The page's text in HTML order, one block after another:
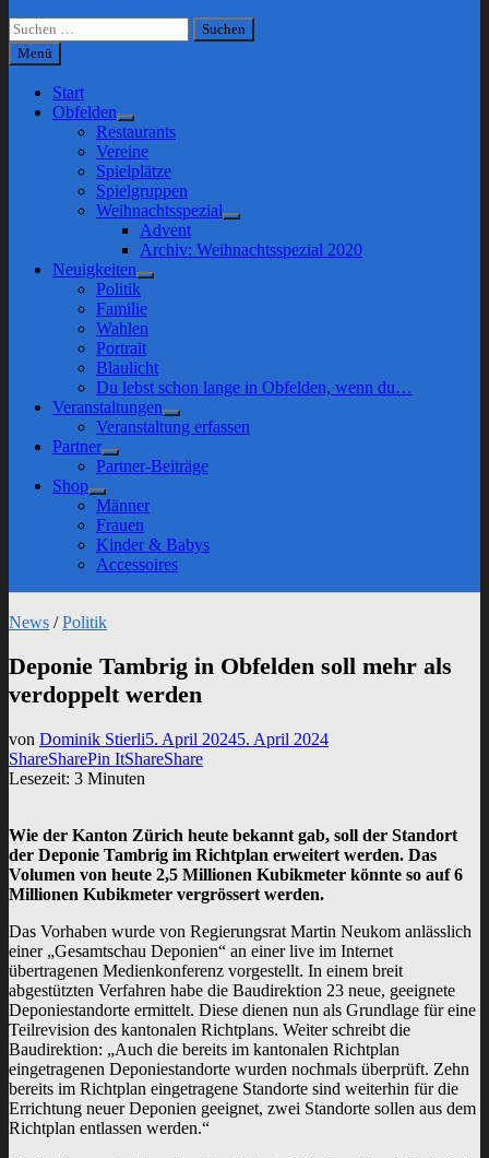
Suchen
nach:
Menü
Start
Obfelden
Show
sub
menu
Restaurants
Vereine
Spielplätze
Spielgruppen
Weihnachtsspezial
Show
menu
Advent
Archiv: Weihnachtsspezial 2020
Neuigkeiten
Show
menu
Politik
Familie
Wahlen
Portrait
Blaulicht
Du lebst schon lange in Obfelden, wenn du…
Veranstaltungen
Show
sub
Veranstaltung erfassen
Partner
Show
sub
Partner-Beiträge
Shop
Show
sub
menu
Männer
Frauen
Kinder & Babys
Accessoires
News /Politik
Deponie Tambrig in Obfelden soll mehr als
verdoppelt werden
von Dominik Stierli5. April 20245. April 2024
ShareSharePin ItShareShare
Lesezeit: 3 Minuten
Wie der Kanton Zürich heute bekannt gab, soll der Standort
der Deponie Tambrig im Richtplan erweitert werden. Das
Volumen von heute 2,5 Millionen Kubikmeter könnte so auf 6
Millionen Kubikmeter vergrössert werden.
Das Vorhaben wurde von Regierungsrat Martin Neukom anlässlich
einer „Gesamtschau Deponien“ an einer live im Internet
übertragenen Medienkonferenz vorgestellt. In einem breit
abgestützten Verfahren habe die Baudirektion 23 neue, geeignete
Deponiestandorte ermittelt. Diese dienen nun als Grundlage für eine
Teilrevision des kantonalen Richtplans. Weiter schreibt die
Baudirektion: „Auch die bereits im kantonalen Richtplan
eingetragenen Deponiestandorte wurden nochmals überprüft. Zehn
bereits im Richtplan eingetragene Standorte sind weiterhin für die
Errichtung neuer Deponien geeignet, zwei Standorte sollen aus dem
Richtplan entlassen werden.“